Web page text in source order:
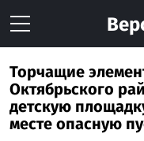
Торчащие
Октябрьского
детскую
месте опасную